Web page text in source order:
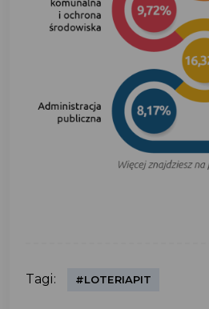
Tagi: #LOTERIAPIT